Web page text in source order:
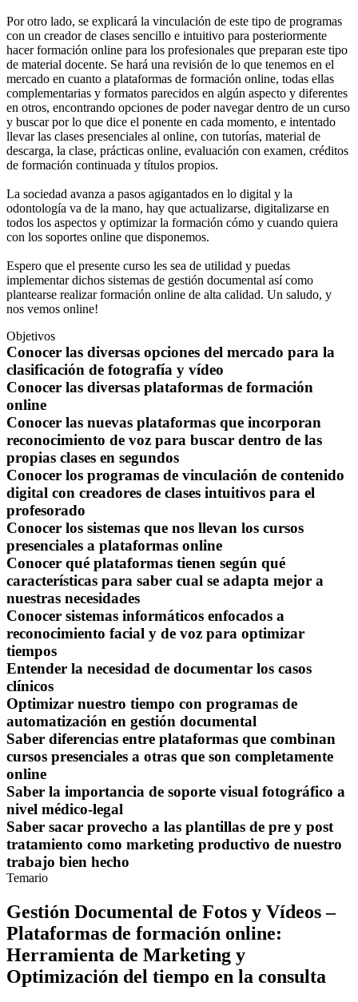
Por otro lado, se explicará la vinculación de este tipo de programas
con un creador de clases sencillo e intuitivo para posteriormente
hacer formación online para los profesionales que preparan este tipo
de material docente. Se hará una revisión de lo que tenemos en el
mercado en cuanto a plataformas de formación online, todas ellas
complementarias y formatos parecidos en algún aspecto y diferentes
en otros, encontrando opciones de poder navegar dentro de un curso
y buscar por lo que dice el ponente en cada momento, e intentado
llevar las clases presenciales al online, con tutorías, material de
descarga, la clase, prácticas online, evaluación con examen, créditos
de formación continuada y títulos propios.
La sociedad avanza a pasos agigantados en lo digital y la
odontología va de la mano, hay que actualizarse, digitalizarse en
todos los aspectos y optimizar la formación cómo y cuando quiera
con los soportes online que disponemos.
Espero que el presente curso les sea de utilidad y puedas
implementar dichos sistemas de gestión documental así como
plantearse realizar formación online de alta calidad. Un saludo, y
nos vemos online!
Objetivos
Conocer las diversas opciones del mercado para la
clasificación de fotografía y vídeo
Conocer las diversas plataformas de formación
online
Conocer las nuevas plataformas que incorporan
reconocimiento de voz para buscar dentro de las
propias clases en segundos
Conocer los programas de vinculación de contenido
digital con creadores de clases intuitivos para el
profesorado
Conocer los sistemas que nos llevan los cursos
presenciales a plataformas online
Conocer qué plataformas tienen según qué
características para saber cual se adapta mejor a
nuestras necesidades
Conocer sistemas informáticos enfocados a
reconocimiento facial y de voz para optimizar
tiempos
Entender la necesidad de documentar los casos
clínicos
Optimizar nuestro tiempo con programas de
automatización en gestión documental
Saber diferencias entre plataformas que combinan
cursos presenciales a otras que son completamente
online
Saber la importancia de soporte visual fotográfico a
nivel médico-legal
Saber sacar provecho a las plantillas de pre y post
tratamiento como marketing productivo de nuestro
trabajo bien hecho
Temario
Gestión Documental de Fotos y Vídeos –
Plataformas de formación online:
Herramienta de Marketing y
Optimización del tiempo en la consulta